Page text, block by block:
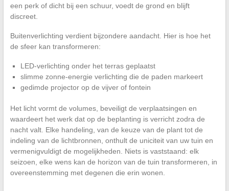
een perk of dicht bij een schuur, voedt de grond en blijft
discreet.
Buitenverlichting verdient bijzondere aandacht. Hier is hoe het
de sfeer kan transformeren:
LED-verlichting onder het terras geplaatst
slimme zonne-energie verlichting die de paden markeert
gedimde projector op de vijver of fontein
Het licht vormt de volumes, beveiligt de verplaatsingen en
waardeert het werk dat op de beplanting is verricht zodra de
nacht valt. Elke handeling, van de keuze van de plant tot de
indeling van de lichtbronnen, onthult de uniciteit van uw tuin en
vermenigvuldigt de mogelijkheden. Niets is vaststaand: elk
seizoen, elke wens kan de horizon van de tuin transformeren, in
overeenstemming met degenen die erin wonen.